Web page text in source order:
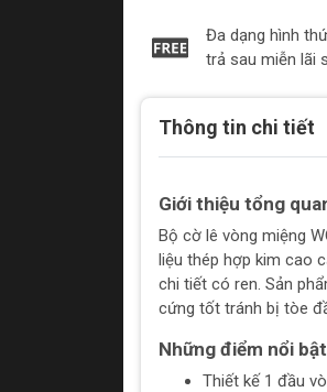
Đa dạng hình
trả sau miễn lãi
Thông tin chi tiết
Giới thiệu tổng
Bộ cờ lê vòng miệng
liệu thép hợp kim cao
chi tiết có ren. Sản
cứng tốt tránh bị tòe
Những điểm nổi
Thiết kế 1 đầu